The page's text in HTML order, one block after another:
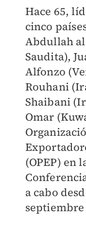
Hace 65,
cinco
Abdullah
Saudita),
Alfonzo
Rouhani
Shaibani
Omar
(OPEP) en
a cabo
septiembre